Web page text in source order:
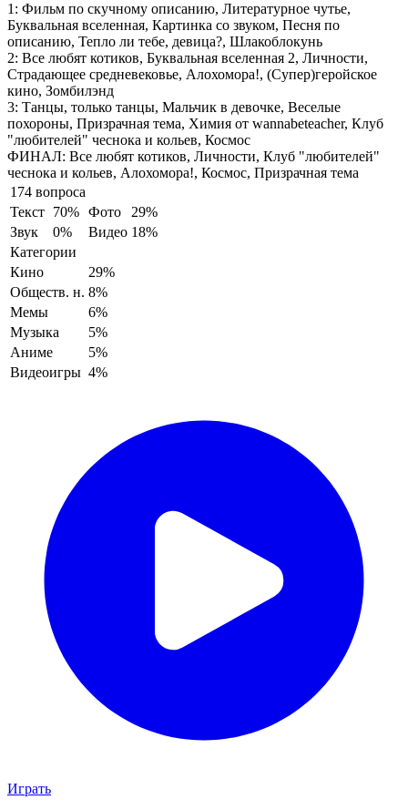
1: Фильм по скучному описанию, Литературное чутье,
Буквальная вселенная, Картинка со звуком, Песня по
описанию, Тепло ли тебе, девица?, Шлакоблокунь
2: Все любят котиков, Буквальная вселенная 2, Личности,
Страдающее средневековье, Алохомора!, (Супер)геройское
кино, Зомбилэнд
3: Танцы, только танцы, Мальчик в девочке, Веселые
похороны, Призрачная тема, Химия от wannabeteacher, Клуб
"любителей" чеснока и кольев, Космос
ФИНАЛ: Все любят котиков, Личности, Клуб "любителей"
чеснока и кольев, Алохомора!, Космос, Призрачная тема
174 вопроса
Текст 70% Фото
29%
Звук
0% Видео 18%
Категории
Кино
29%
Обществ. н. 8%
Мемы
6%
Музыка
5%
Аниме
5%
Видеоигры 4%
Играть